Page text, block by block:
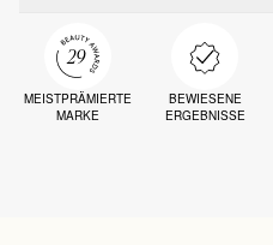
MEISTPRÄMIERTE
MARKE
BEWIESENE
ERGEBNISSE